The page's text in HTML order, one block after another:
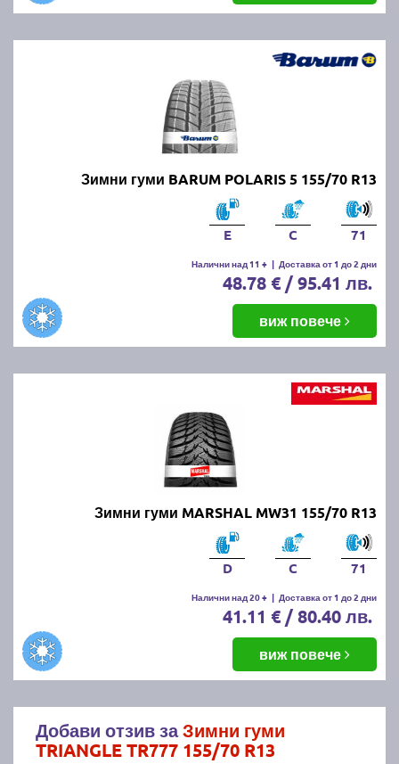
Зимни гуми BARUM POLARIS 5 155/70 R13
E C 71
Налични над 11 + | Доставка от 1 до 2 дни
48.78 € / 95.41 лв.
виж повече
Зимни гуми MARSHAL MW31 155/70 R13
D C 71
Налични над 20 + | Доставка от 1 до 2 дни
41.11 € / 80.40 лв.
виж повече
Добави отзив заЗимни гуми
TRIANGLE TR777 155/70 R13